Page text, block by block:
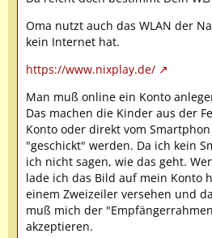
Oma nutzt auch das WLAN der
kein Internet hat.
https://www.nixplay.de/
Man muß online ein Konto
Das machen die Kinder aus der
Konto oder direkt vom
"geschickt" werden. Da ich kein
ich nicht sagen, wie das geht.
lade ich das Bild auf mein Konto
einem Zweizeiler versehen und
muß mich der
akzeptieren.